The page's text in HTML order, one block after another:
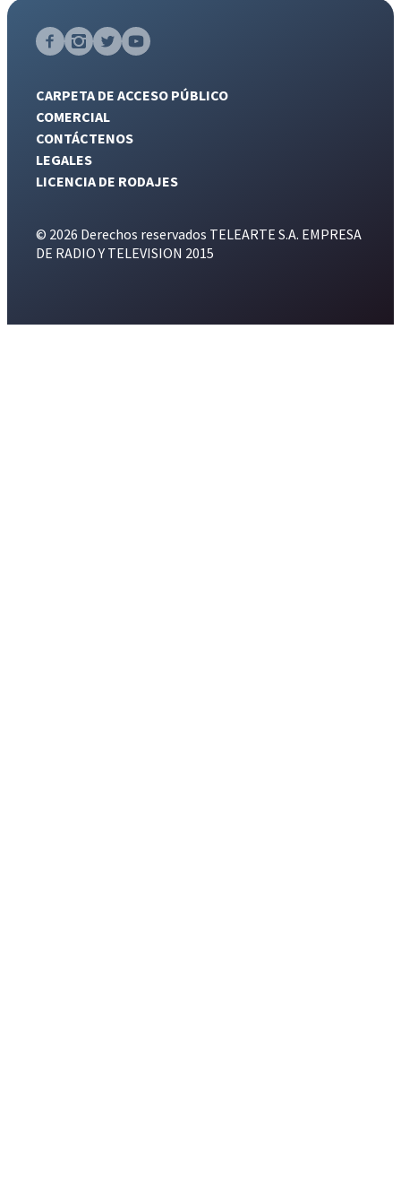
CARPETA DE ACCESO PÚBLICO
COMERCIAL
CONTÁCTENOS
LEGALES
LICENCIA DE RODAJES
© 2026 Derechos reservados TELEARTE S.A. EMPRESA
DE RADIO Y TELEVISION 2015